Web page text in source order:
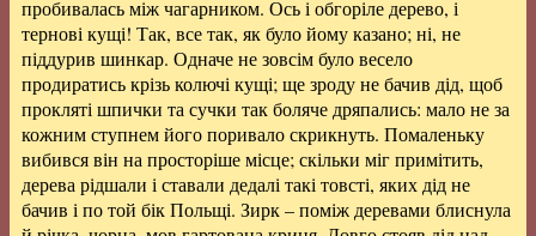
пробивалась між чагарником. Ось і обгоріле дерево, і
тернові кущі! Так, все так, як було йому казано; ні, не
піддурив шинкар. Одначе не зовсім було весело
продиратись крізь колючі кущі; ще зроду не бачив дід, щоб
прокляті шпички та сучки так боляче дряпались: мало не за
кожним ступнем його поривало скрикнуть. Помаленьку
вибився він на просторіше місце; скільки міг примітить,
дерева рідшали і ставали дедалі такі товсті, яких дід не
бачив і по той бік Польщі. Зирк – поміж деревами блиснула